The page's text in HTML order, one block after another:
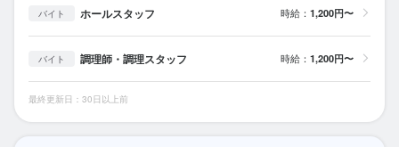
掲載をご検討の店舗様へ
食べログ求人PRESS
プライバシーポリシー
利用規約
バイト ホールスタッフ 時給： 1,200円〜
バイト 調理師・調理スタッフ 時給： 1,200円〜
最終更新日：30日以上前